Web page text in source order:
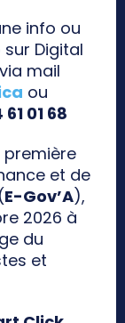
info ou
Digital
mail
ou
01 68
première
et de
E-Gov’A),
2026 à
du
et